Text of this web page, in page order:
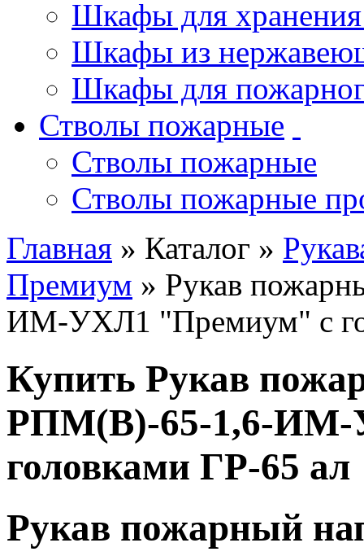
Шкафы для хранения
Шкафы из
Шкафы для
Стволы пожарные
Стволы пожарные
Стволы пожарные
Главная » Каталог »
Премиум » Рукав
ИМ-УХЛ1 "Премиум" с
Купить Рукав
РПМ(В)-65-1,6-
головками ГР-65 ал
Рукав пожарный